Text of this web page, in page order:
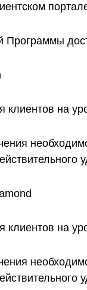
Программы
клиентов на
клиентов на